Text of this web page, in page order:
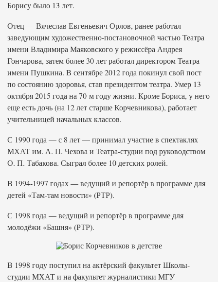
Борису было 13 лет.
Отец — Вячеслав Евгеньевич Орлов, ранее работал
заведующим художественно-постановочной частью Театра
имени Владимира Маяковского у режиссёра Андрея
Гончарова, затем более 30 лет работал директором Театра
имени Пушкина. В сентябре 2012 года покинул свой пост
по состоянию здоровья, став президентом театра. Умер 13
октября 2015 года на 70-м году жизни. Кроме Бориса, у него
еще есть дочь (на 12 лет старше Корчевникова), работает
учительницей начальных классов.
С 1990 года — с 8 лет — принимал участие в спектаклях
МХАТ им. А. П. Чехова и Театра-студии под руководством
О. П. Табакова. Сыграл более 10 детских ролей.
В 1994-1997 годах — ведущий и репортёр в программе для
детей «Там-там новости» (РТР).
С 1998 года — ведущий и репортёр в программе для
молодёжи «Башня» (РТР).
В 1998 году поступил на актёрский факультет Школы-
студии МХАТ и на факультет журналистики МГУ